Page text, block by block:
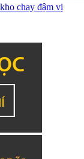
chay đậm vị